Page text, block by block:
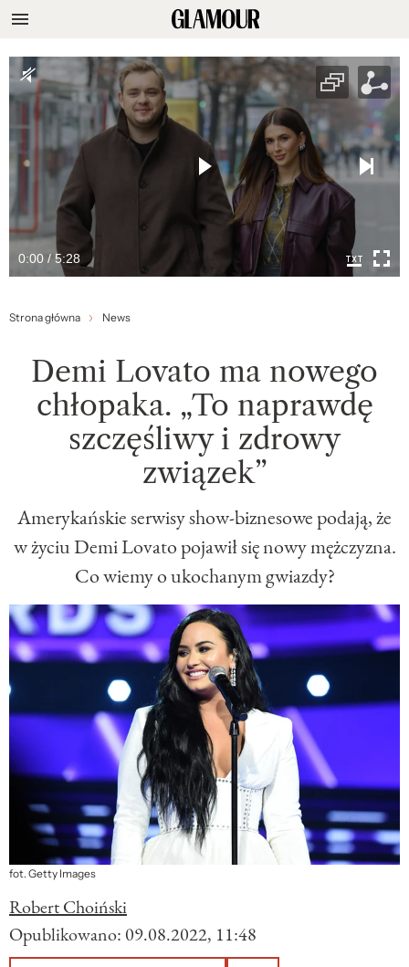
0:00 / 5:28
Strona główna News
Demi Lovato ma nowego
chłopaka. „To naprawdę
szczęśliwy i zdrowy
związek”
Amerykańskie serwisy show-biznesowe podają, że
w życiu Demi Lovato pojawił się nowy mężczyzna.
Co wiemy o ukochanym gwiazdy?
fot. Getty Images
Robert Choiński
Opublikowano: 09.08.2022, 11:48